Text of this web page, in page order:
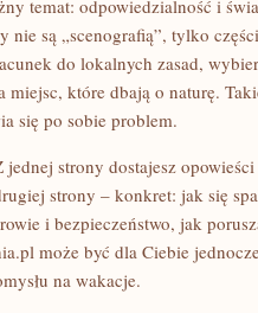
temat: odpowiedzialność i
nie są „scenografią”, tylko
do lokalnych zasad,
miejsc, które dbają o naturę.
się po sobie problem.
strony dostajesz
strony – konkret: jak się
i bezpieczeństwo, jak
może być dla Ciebie
na wakacje.